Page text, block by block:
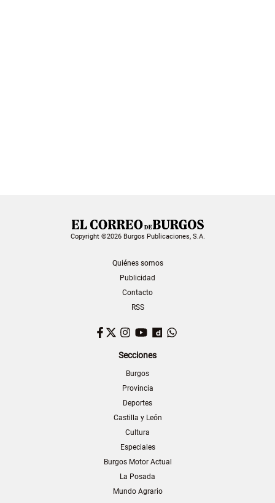
Copyright ©2026 Burgos Publicaciones, S.A.
Quiénes somos
Publicidad
Contacto
RSS
Facebook
TwitterInstagram
YouTubeDailymotion
Secciones
Burgos
Provincia
Deportes
Castilla y León
Cultura
Especiales
Burgos Motor Actual
La Posada
Mundo Agrario